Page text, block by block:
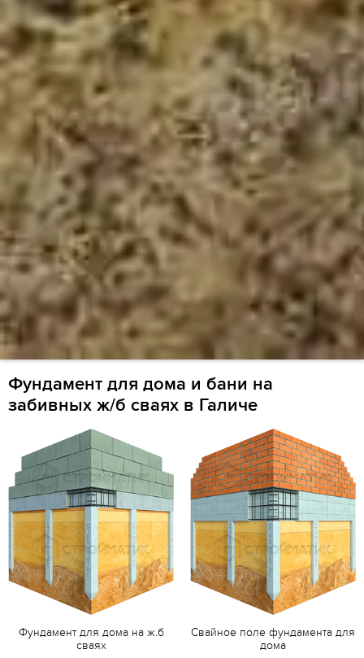
Фундамент для дома и бани на
забивных ж/б сваях в Галиче
Фундамент для дома на ж.б
сваях
Свайное поле фундамента для
дома